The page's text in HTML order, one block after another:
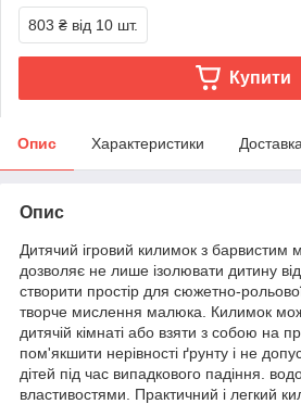
803 ₴ від 10 шт.
Купити
Опис Характеристики Доставка
Опис
Дитячий ігровий килимок з барвистим
дозволяє не лише ізолювати дитину
створити простір для сюжетно-
творче мислення малюка. Килимок
дитячій кімнаті або взяти з собою на
пом'якшити нерівності ґрунту і не
дітей під час випадкового падіння.
властивостями. Практичний і легкий